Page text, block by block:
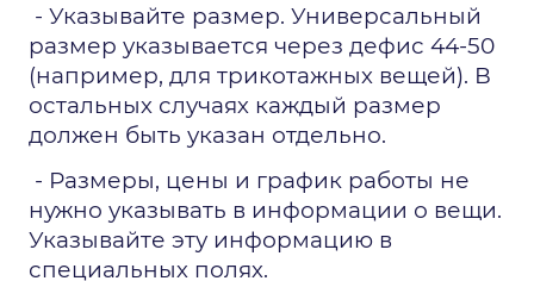
- Указывайте размер. Универсальный
размер указывается через дефис 44-50
(например, для трикотажных вещей). В
остальных случаях каждый размер
должен быть указан отдельно.
- Размеры, цены и график работы не
нужно указывать в информации о вещи.
Указывайте эту информацию в
специальных полях.